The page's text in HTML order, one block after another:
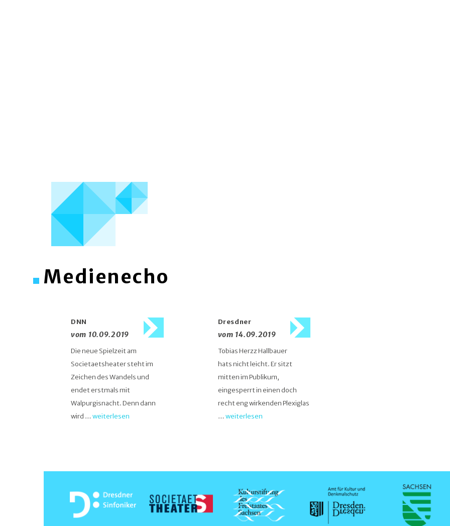
Medienecho
DNN
vom 10.09.2019
Die neue Spielzeit am
Societaetsheater steht im
Zeichen des Wandels und
endet erstmals mit
Walpurgisnacht. Denn dann
wird … weiterlesen
Dresdner
vom 14.09.2019
Tobias Herzz Hallbauer
hats nicht leicht. Er sitzt
mitten im Publikum,
eingesperrt in einen doch
recht eng wirkenden Plexiglas
… weiterlesen